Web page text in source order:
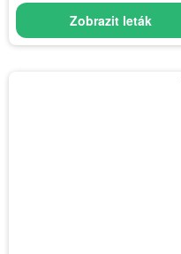
Zobrazit leták